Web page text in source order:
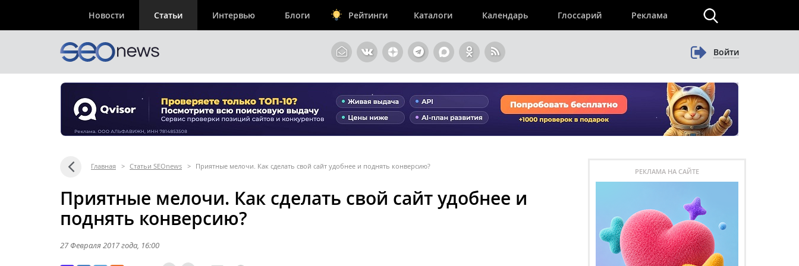
Новости Статьи Интервью Блоги Рейтинги Каталоги Календарь Глоссарий Реклама
Войти
Главная > Статьи SEOnews > Приятные мелочи. Как сделать свой сайт удобнее и поднять конверсию?
Приятные мелочи. Как сделать свой сайт удобнее и
поднять конверсию?
27 Февраля 2017 года , 16:00
РЕКЛАМА НА САЙТЕ